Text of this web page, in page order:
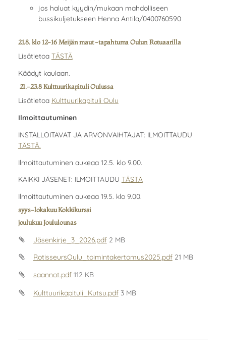
jos haluat kyydin/mukaan mahdolliseen
bussikuljetukseen Henna Antila/0400760590
21.8. klo 12-16 Meijän maut -tapahtuma Oulun Rotuaarilla
Lisätietoa TÄSTÄ
Käädyt kaulaan.
21.-23.8 Kulttuurikapituli Oulussa
Lisätietoa Kulttuurikapituli Oulu
Ilmoittautuminen
INSTALLOITAVAT JA ARVONVAIHTAJAT: ILMOITTAUDU
TÄSTÄ.
Ilmoittautuminen aukeaa 12.5. klo 9.00.
KAIKKI JÄSENET: ILMOITTAUDU TÄSTÄ
Ilmoittautuminen aukeaa 19.5. klo 9.00.
syys-lokakuu Kokkikurssi
joulukuu Joululounas
Jäsenkirje_3_2026.pdf 2 MB
RotisseursOulu_toimintakertomus2025.pdf 21 MB
saannot.pdf 112 KB
Kulttuurikapituli_Kutsu.pdf 3 MB